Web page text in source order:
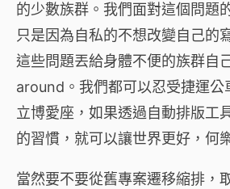
的少數族群。我們面對這個問題
只是因為自私的不想改變自己的
這些問題丟給身體不便的族群自
around。我們都可以忍受捷運公
立博愛座，如果透過自動排版工
的習慣，就可以讓世界更好，何
當然要不要從舊專案遷移縮排，